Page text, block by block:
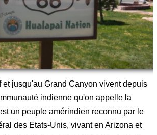
et jusqu'au Grand Canyon vivent depuis
indienne qu'on appelle la
un peuple amérindien reconnu par le
des Etats-Unis, vivant en Arizona et